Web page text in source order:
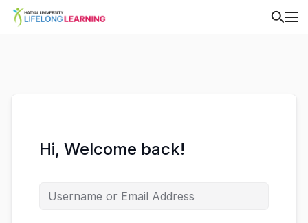
Hi, Welcome back!